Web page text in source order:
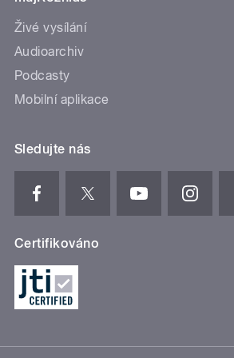
Živé vysílání
Audioarchiv
Podcasty
Mobilní aplikace
Sledujte nás
Certifikováno